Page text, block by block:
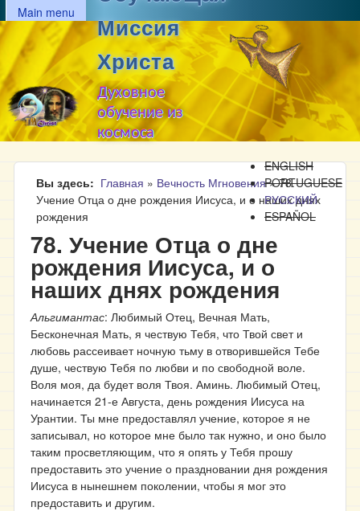
Перейти к основному
содержанию
MAIN MENU
Main menu
Миссия
Христа
Духовное
обучение из
космоса
ENGLISH
PORTUGUESE
РУССКИЙ
ESPAÑOL
Вы здесь Главная » Вечность Мгновения»78.
Учение Отца о дне рождения Иисуса, и о наших днях
рождения
78. Учение Отца о дне
рождения Иисуса, и о
наших днях рождения
Альгимантас: Любимый Отец, Вечная Мать,
Бесконечная Мать, я чествую Тебя, что Твой свет и
любовь рассеивает ночную тьму в отворившейся Тебе
душе, чествую Тебя по любви и по свободной воле.
Воля моя, да будет воля Твоя. Аминь. Любимый Отец,
начинается 21-е Августа, день рождения Иисуса на
Урантии. Ты мне предоставлял учение, которое я не
записывал, но которое мне было так нужно, и оно было
таким просветляющим, что я опять у Тебя прошу
предоставить это учение о праздновании дня рождения
Иисуса в нынешнем поколении, чтобы я мог это
предоставить и другим.